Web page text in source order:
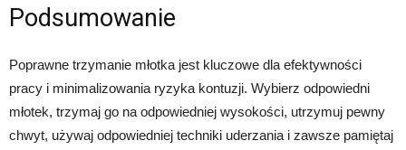
Podsumowanie
Poprawne trzymanie młotka jest kluczowe dla efektywności
pracy i minimalizowania ryzyka kontuzji. Wybierz odpowiedni
młotek, trzymaj go na odpowiedniej wysokości, utrzymuj pewny
chwyt, używaj odpowiedniej techniki uderzania i zawsze pamiętaj